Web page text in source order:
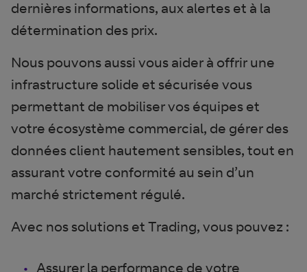
dernières informations, aux alertes et à la
détermination des prix.
Nous pouvons aussi vous aider à offrir une
infrastructure solide et sécurisée vous
permettant de mobiliser vos équipes et
votre écosystème commercial, de gérer des
données client hautement sensibles, tout en
assurant votre conformité au sein d’un
marché strictement régulé.
Avec nos solutions et Trading, vous pouvez :
Assurer la performance de votre